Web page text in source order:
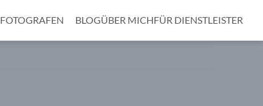
FOTOGRAFEN BLOGÜBER MICHFÜR DIENSTLEISTER